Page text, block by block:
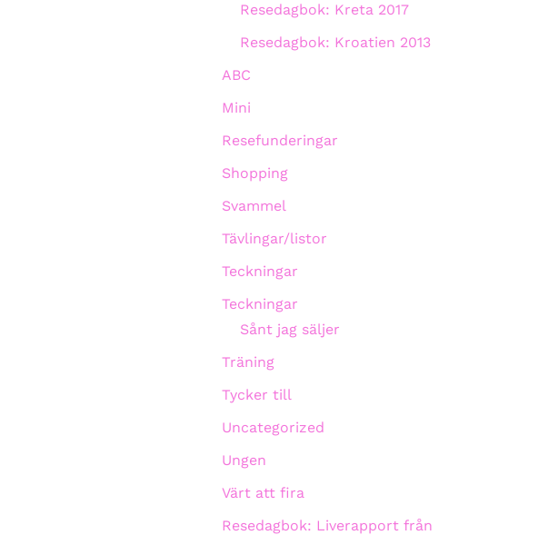
Resedagbok: Kreta 2017
Resedagbok: Kroatien 2013
ABC
Mini
Resefunderingar
Shopping
Svammel
Tävlingar/listor
Teckningar
Teckningar
Sånt jag säljer
Träning
Tycker till
Uncategorized
Ungen
Värt att fira
Resedagbok: Liverapport från